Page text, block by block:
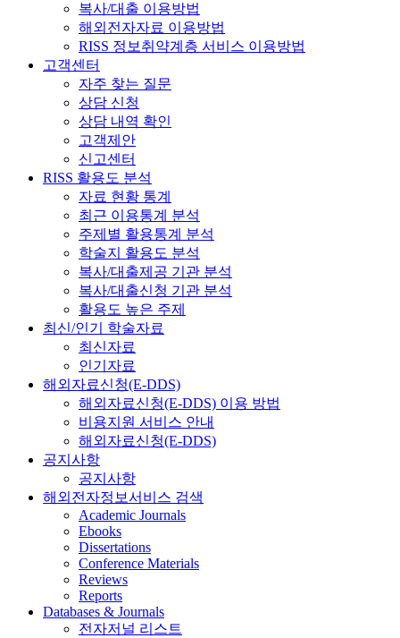
복사/대출 이용방법
해외전자자료 이용방법
RISS 정보취약계층 서비스 이용방법
고객센터
자주 찾는 질문
상담 신청
상담 내역 확인
고객제안
신고센터
RISS 활용도 분석
자료 현황 통계
최근 이용통계 분석
주제별 활용통계 분석
학술지 활용도 분석
복사/대출제공 기관 분석
복사/대출신청 기관 분석
활용도 높은 주제
최신/인기 학술자료
최신자료
인기자료
해외자료신청(E-DDS)
해외자료신청(E-DDS) 이용 방법
비용지원 서비스 안내
해외자료신청(E-DDS)
공지사항
공지사항
해외전자정보서비스 검색
Academic Journals
Ebooks
Dissertations
Conference Materials
Reviews
Reports
Databases & Journals
전자저널 리스트